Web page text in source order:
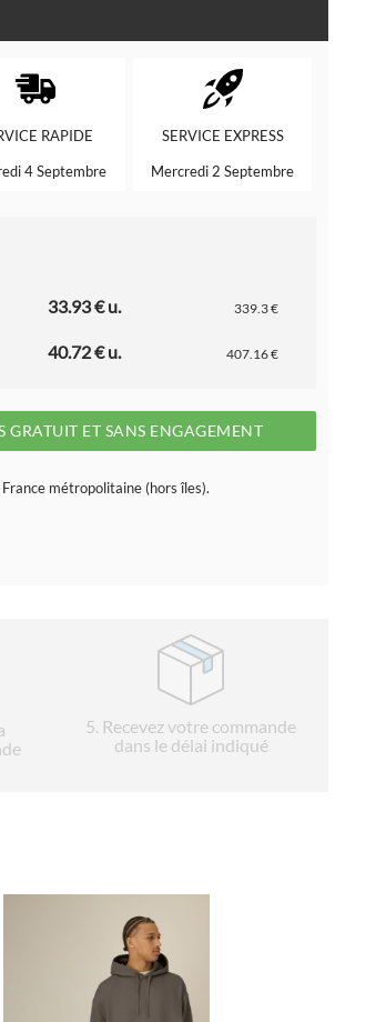
RAPIDE
4 Septembre
SERVICE EXPRESS
Mercredi 2 Septembre
33.93 € u. 339.3 €
40.72 € u. 407.16 €
GRATUIT ET SANS ENGAGEMENT
métropolitaine (hors îles).
5 . Recevez votre commande
dans le délai indiqué